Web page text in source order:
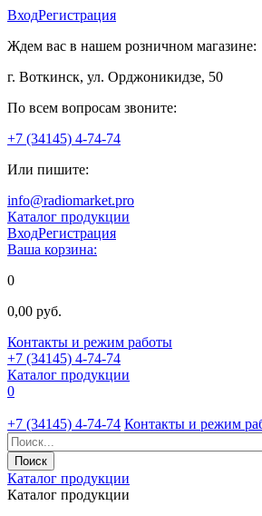
ВходРегистрация
Ждем вас в нашем розничном магазине:
г. Воткинск, ул. Орджоникидзе, 50
По всем вопросам звоните:
+7 (34145) 4-74-74
Или пишите:
info@radiomarket.pro
Каталог продукции
ВходРегистрация
Ваша корзина:
0
0,00 руб.
Контакты и режим работы
+7 (34145) 4-74-74
Каталог продукции
0
+7 (34145) 4-74-74 Контакты и режим
Каталог продукции
Каталог продукции